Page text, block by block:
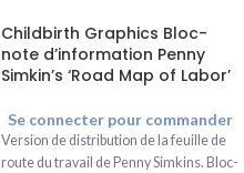
Childbirth Graphics Bloc-
note d’information Penny
Simkin’s ‘Road Map of Labor’
Se connecter pour commander
Version de distribution de la feuille de
route du travail de Penny Simkins. Bloc-